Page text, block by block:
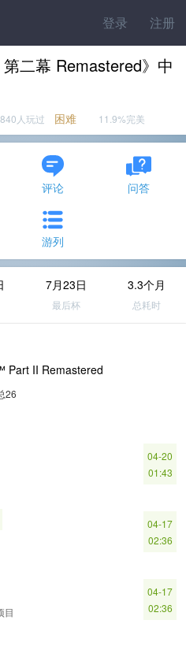
登录 注册
第二幕 Remastered》中
人玩过 困难 11.9%完美
评论 问答
游列
7月23日
最后杯
3.3个月
总耗时
Part II Remastered
26
04-20
01:43
04-17
02:36
目
04-17
02:36